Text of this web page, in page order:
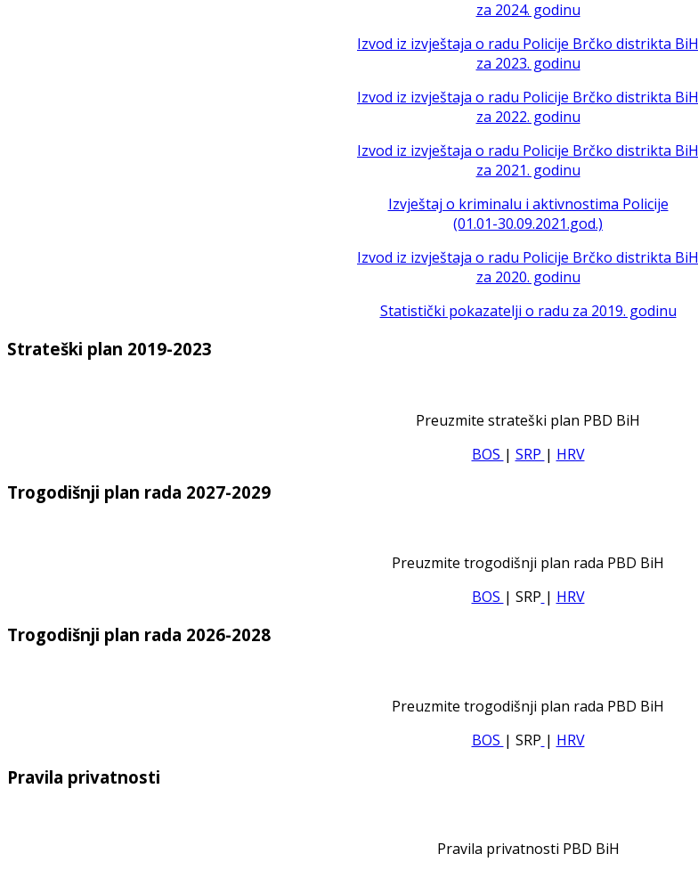
za 2024. godinu
Izvod iz izvještaja o radu Policije Brčko distrikta BiH
za 2023. godinu
Izvod iz izvještaja o radu Policije Brčko distrikta BiH
za 2022. godinu
Izvod iz izvještaja o radu Policije Brčko distrikta BiH
za 2021. godinu
Izvještaj o kriminalu i aktivnostima Policije
(01.01-30.09.2021.god.)
Izvod iz izvještaja o radu Policije Brčko distrikta BiH
za 2020. godinu
Statistički pokazatelji o radu za 2019. godinu
Strateški plan 2019-2023
Preuzmite strateški plan PBD BiH
BOS | SRP | HRV
Trogodišnji plan rada 2027-2029
Preuzmite trogodišnji plan rada PBD BiH
BOS | SRP | HRV
Trogodišnji plan rada 2026-2028
Preuzmite trogodišnji plan rada PBD BiH
BOS | SRP | HRV
Pravila privatnosti
Pravila privatnosti PBD BiH